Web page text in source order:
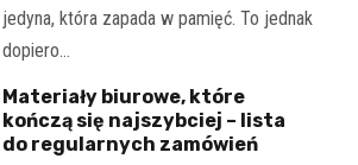
jedyna, która zapada w pamięć. To jednak
dopiero…
Materiały biurowe, które
kończą się najszybciej – lista
do regularnych zamówień